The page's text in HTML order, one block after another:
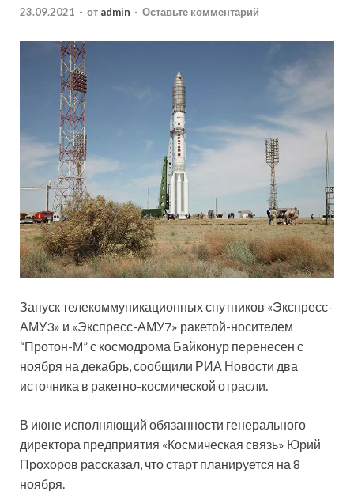
23.09.2021 - от admin - Оставьте комментарий
Запуск телекоммуникационных спутников «Экспресс-
АМУ3» и «Экспресс-АМУ7» ракетой-носителем
“Протон-М” с космодрома Байконур перенесен с
ноября на декабрь, сообщили РИА Новости два
источника в ракетно-космической отрасли.
В июне исполняющий обязанности генерального
директора предприятия «Космическая связь» Юрий
Прохоров рассказал, что старт планируется на 8
ноября.